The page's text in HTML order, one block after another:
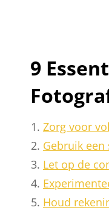
9
Zorg voor
Gebruik een
Let op de
Houd